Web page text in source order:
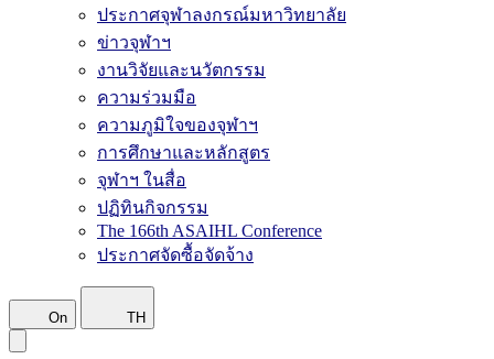
ประกาศจุฬาลงกรณ์มหาวิทยาลัย
ข่าวจุฬาฯ
งานวิจัยและนวัตกรรม
ความร่วมมือ
ความภูมิใจของจุฬาฯ
การศึกษาและหลักสูตร
จุฬาฯ ในสื่อ
ปฏิทินกิจกรรม
The 166th ASAIHL Conference
ประกาศจัดซื้อจัดจ้าง
On TH